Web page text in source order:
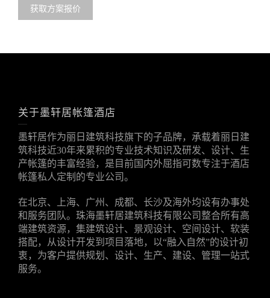
关于墨轩居帐篷酒店
墨轩居作为丽日建筑科技旗下的子品牌，承载着丽日建
筑科技近30年来累积的专业技术知识及研发、设计、生
产帐篷的丰富经验，是目前国内外屈指可数专注于酒店
帐篷私人定制的专业公司。
在北京、上海、广州、成都、长沙及海外均设有办事处
和服务团队。珠海墨轩居建筑科技有限公司整合所有高
端建筑资源，集建筑设计、景观设计、空间设计、软装
搭配，从设计开发到项目落地，以“融入自然”的设计初
衷，为客户提供规划、设计、生产、建设、管理一站式
服务。